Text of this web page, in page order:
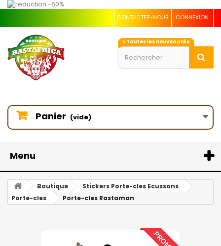
CONNEXION
CONTACTEZ-NOUS
> Toutes les nouveautés
Panier (vide)
Menu
Boutique
Stickers Porte-cles Ecussons
Porte-cles
Porte-cles Rastaman